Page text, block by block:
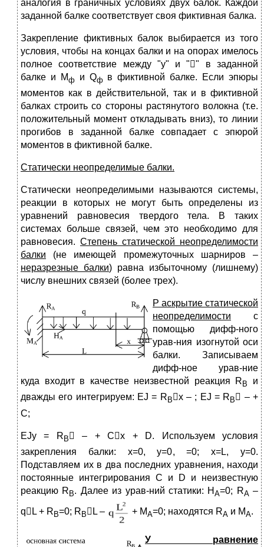
аналогия в граничных условиях двух балок. Каждой
заданной балке соответствует своя фиктивная балка.
Закрепление фиктивных балок выбирается из того
условия, чтобы на концах балки и на опорах имелось
полное соответствие между "y" и "" в заданной
балке и Мф и Qф в фиктивной балке. Если эпюры
моментов как в действительной, так и в фиктивной
балках строить со стороны растянутого волокна (т.е.
положительный момент откладывать вниз), то линии
прогибов в заданной балке совпадает с эпюрой
моментов в фиктивной балке.
Статически неопределимые балки.
Статически неопределимыми называются системы,
реакции в которых не могут быть определены из
уравнений равновесия твердого тела. В таких
системах больше связей, чем это необходимо для
равновесия. Степень статической неопределимости
балки (не имеющей промежуточных шарниров –
неразрезные балки) равна избыточному (лишнему)
числу внешних связей (более трех).
Р аскрытие статической
неопределимости с
помощью дифф-ного
урав-ния изогнутой оси
балки. Записываем
дифф-ное урав-ние
куда входит в качестве неизвестной реакция R B
и
дважды его интегрируем: EJ = R В x – ; EJ = R В  – +
С;
EJy = R В  – + Сх + D. Используем условия
закрепления балки: х=0, y=0, =0; x=L, y=0.
Подставляем их в два последних уравнения, находи
постоянные интегрирования С и D и неизвестную
реакцию R B. Далее из урав-ний статики: H A=0; RA –
qL + R B=0; R B L – + MA=0; находятся RA и MA.
У равнение